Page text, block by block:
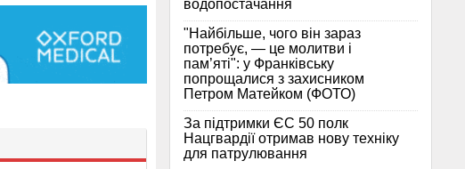
водопостачання
"Найбільше, чого він зараз
потребує, — це молитви і
пам’яті": у Франківську
попрощалися з захисником
Петром Матейком (ФОТО)
За підтримки ЄС 50 полк
Нацгвардії отримав нову техніку
для патрулювання